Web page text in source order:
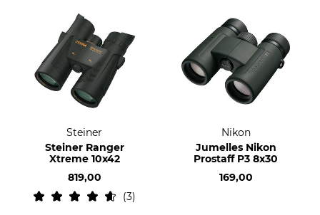
Steiner
Steiner Ranger
Xtreme 10x42
819,00
3
Nikon
Jumelles Nikon
Prostaff P3 8x30
169,00